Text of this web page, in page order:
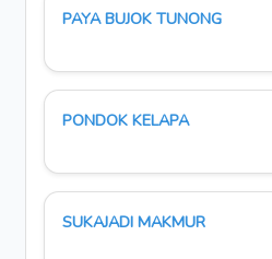
PAYA BUJOK TUNONG
PONDOK KELAPA
SUKAJADI MAKMUR